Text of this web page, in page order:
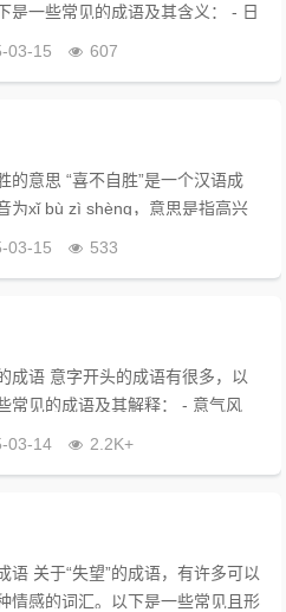
是一些常见的成语及其含义： - 日
03-15 607
的意思 “喜不自胜”是一个汉语成
为xǐ bù zì shèng，意思是指高兴
03-15 533
成语 意字开头的成语有很多，以
常见的成语及其解释： - 意气风
03-14 2.2K+
语 关于“失望”的成语，有许多可以
情感的词汇。以下是一些常见且形